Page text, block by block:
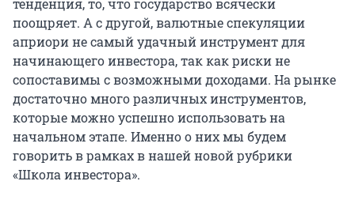
поощряет. А с другой, валютные спекуляции
априори не самый удачный инструмент для
начинающего инвестора, так как риски не
сопоставимы с возможными доходами. На рынке
достаточно много различных инструментов,
которые можно успешно использовать на
начальном этапе. Именно о них мы будем
говорить в рамках в нашей новой рубрики
«Школа инвестора».